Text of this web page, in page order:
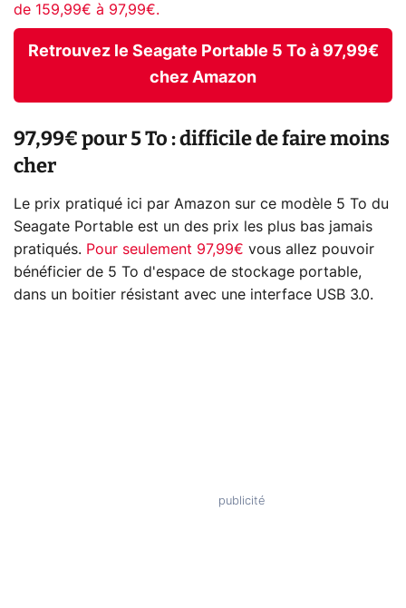
de 159,99€ à 97,99€.
Retrouvez le Seagate Portable 5 To à 97,99€
chez Amazon
97,99€ pour 5 To : difficile de faire moins
cher
Le prix pratiqué ici par Amazon sur ce modèle 5 To du
Seagate Portable est un des prix les plus bas jamais
pratiqués. Pour seulement 97,99€ vous allez pouvoir
bénéficier de 5 To d'espace de stockage portable,
dans un boitier résistant avec une interface USB 3.0.